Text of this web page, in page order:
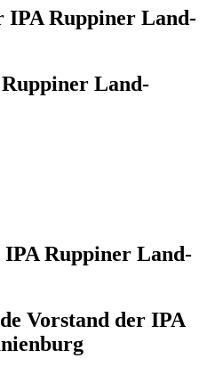
IPA Ruppiner Land-
Land-
Ruppiner Land-
Vorstand der IPA